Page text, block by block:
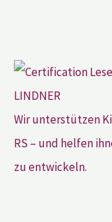
Wir unterstützen
RS – und helfen
zu entwickeln.